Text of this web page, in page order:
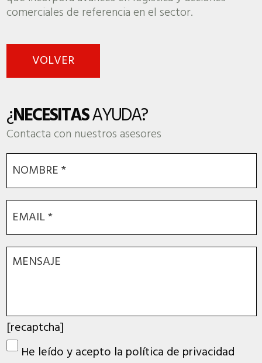
comerciales de referencia en el sector.
VOLVER
¿NECESITASAYUDA?
Contacta con nuestros asesores
[recaptcha]
He leído y acepto la política de privacidad